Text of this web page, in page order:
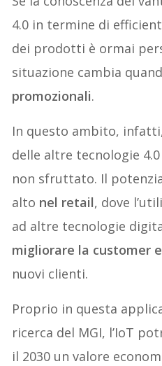
4.0 in termine di
dei prodotti è ormai
situazione cambia
promozionali.
In questo ambito,
delle altre tecnologie
non sfruttato. Il
alto nel retail, dove
ad altre tecnologie
migliorare la customer
nuovi clienti.
Proprio in questa
ricerca del MGI, l’IoT
il 2030 un valore